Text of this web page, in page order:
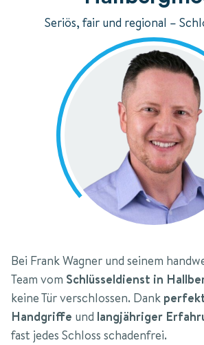
Seriös, fair und regional –
Bei Frank Wagner und seinem
Team vom Schlüsseldienst in
keine Tür verschlossen. Dank
Handgriffe und langjähriger
fast jedes Schloss schadenfrei.